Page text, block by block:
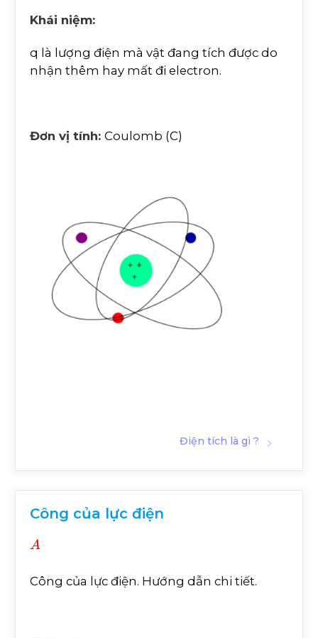
Khái niệm:
q là lượng điện mà vật đang tích được do
nhận thêm hay mất đi electron.
Đơn vị tính: Coulomb (C)
Điện tích là gì ?
Công của lực điện
A
Công của lực điện. Hướng dẫn chi tiết.